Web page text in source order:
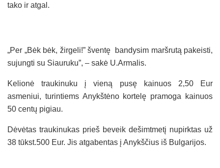
tako ir atgal.
„Per „Bėk bėk, žirgeli!” šventę bandysim maršrutą pakeisti,
sujungti su Siauruku”, – sakė U.Armalis.
Kelionė traukinuku į vieną pusę kainuos 2,50 Eur
asmeniui, turintiems Anykštėno kortelę pramoga kainuos
50 centų pigiau.
Dėvėtas traukinukas prieš beveik dešimtmetį nupirktas už
38 tūkst.500 Eur. Jis atgabentas į Anykščius iš Bulgarijos.